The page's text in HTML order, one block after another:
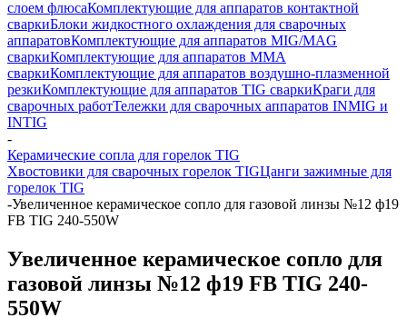
слоем флюсаКомплектующие для аппаратов контактной
сваркиБлоки жидкостного охлаждения для сварочных
аппаратовКомплектующие для аппаратов MIG/MAG
сваркиКомплектующие для аппаратов ММА
сваркиКомплектующие для аппаратов воздушно-плазменной
резкиКомплектующие для аппаратов TIG сваркиКраги для
сварочных работТележки для сварочных аппаратов INMIG и
INTIG
-
Керамические сопла для горелок TIG
Хвостовики для сварочных горелок TIGЦанги зажимные для
горелок TIG
-Увеличенное керамическое сопло для газовой линзы №12 ф19
FB TIG 240-550W
Увеличенное керамическое сопло для
газовой линзы №12 ф19 FB TIG 240-
550W